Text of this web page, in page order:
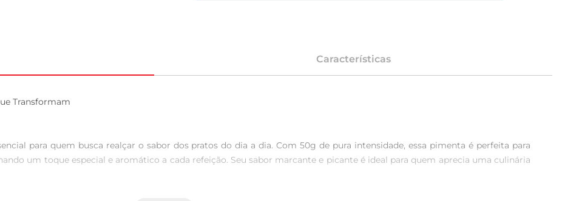
Características
Transformam
para quem busca realçar o sabor dos pratos do dia a dia. Com 50g de pura intensidade, essa pimenta é perfeita para
um toque especial e aromático a cada refeição. Seu sabor marcante e picante é ideal para quem aprecia uma culinária